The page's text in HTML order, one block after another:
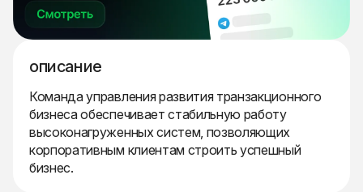
описание
Команда управления развития транзакционного
бизнеса обеспечивает стабильную работу
высоконагруженных систем, позволяющих
корпоративным клиентам строить успешный
бизнес.